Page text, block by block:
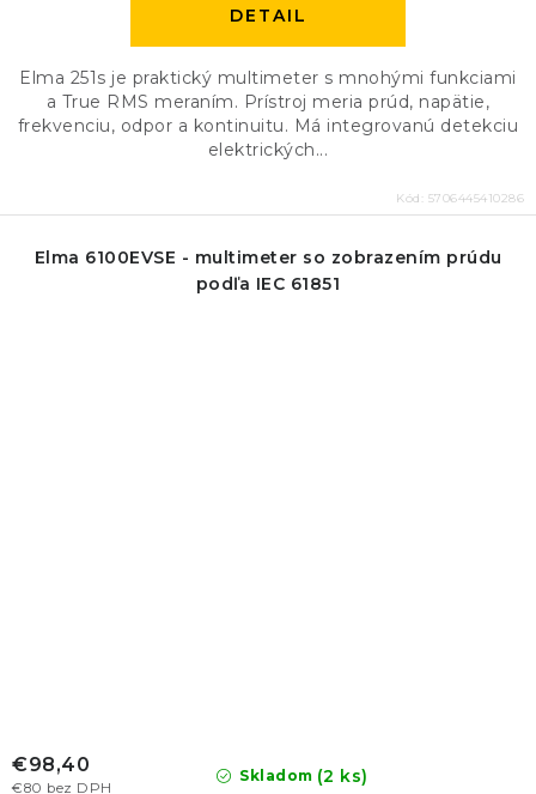
DETAIL
Elma 251s je praktický multimeter s mnohými funkciami
a True RMS meraním. Prístroj meria prúd, napätie,
frekvenciu, odpor a kontinuitu. Má integrovanú detekciu
elektrických...
Kód: 5706445410286
Elma 6100EVSE - multimeter so zobrazením prúdu
podľa IEC 61851
Skladom (2 ks)
€80 bez DPH
€98,40